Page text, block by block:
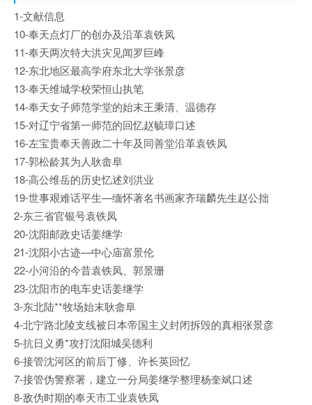
1-文献信息
10-奉天点灯厂的创办及沿革袁铁凤
11-奉天两次特大洪灾见闻罗巨峰
12-东北地区最高学府东北大学张景彦
13-奉天维城学校荣恒山执笔
14-奉天女子师范学堂的始末王秉清、温德存
15-对辽宁省第一师范的回忆赵毓璋口述
16-左宝贵奉天善政二十年及同善堂沿革袁铁凤
17-郭松龄其为人耿畲阜
18-高公维岳的历史忆述刘洪业
19-世事艰难话平生—缅怀著名书画家齐瑞麟先生赵公拙
2-东三省官银号袁铁凤
20-沈阳邮政史话姜继学
21-沈阳小古迹—中心庙富景伦
22-小河沿的今昔袁铁凤、郭景珊
23-沈阳市的电车史话姜继学
3-东北陆**牧场始末耿畲阜
4-北宁路北陵支线被日本帝国主义封闭拆毁的真相张景彦
5-抗日义勇*攻打沈阳城吴德利
6-接管沈河区的前后丁修、许长英回忆
7-接管伪警察署，建立一分局姜继学整理杨奎斌口述
8-敌伪时期的奉天市工业袁铁凤